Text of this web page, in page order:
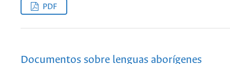
PDF
Documentos sobre lenguas aborígenes